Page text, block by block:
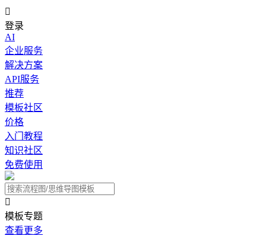

登录
AI
企业服务
解决方案
API服务
推荐
模板社区
价格
入门教程
知识社区
免费使用

模板专题
查看更多